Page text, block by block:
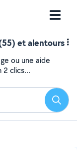
et alentours
ou une aide
2 clics...